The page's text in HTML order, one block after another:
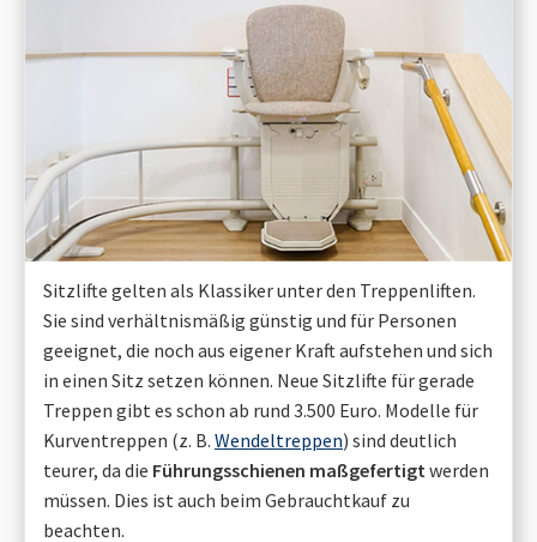
Sitzlifte gelten als Klassiker unter den Treppenliften.
Sie sind verhältnismäßig günstig und für Personen
geeignet, die noch aus eigener Kraft aufstehen und sich
in einen Sitz setzen können. Neue Sitzlifte für gerade
Treppen gibt es schon ab rund 3.500 Euro. Modelle für
Kurventreppen (z. B. Wendeltreppen) sind deutlich
teurer, da die Führungsschienen maßgefertigt werden
müssen. Dies ist auch beim Gebrauchtkauf zu
beachten.